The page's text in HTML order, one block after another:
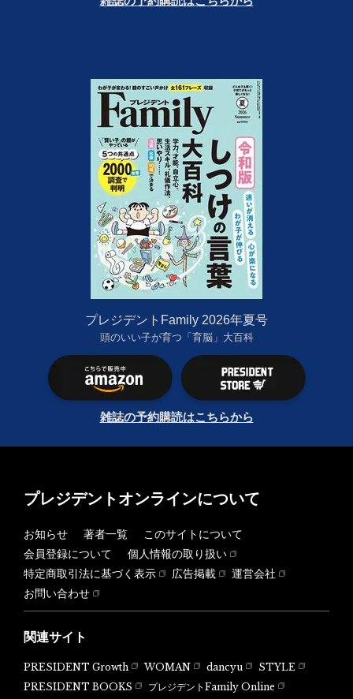
プレジデントFamily 2026年夏号
頭のいい子が育つ「育脳」大百科
雑誌の予約購読はこちらから
プレジデントオンラインについて
お知らせ 著者一覧
このサイトについて
会員登録について
個人情報の取り扱い
特定商取引法に基づく表示
広告掲載
運営会社
お問い合わせ
関連サイト
PRESIDENT Growth WOMAN dancyu
STYLE
PRESIDENT BOOKS
プレジデントFamily Online